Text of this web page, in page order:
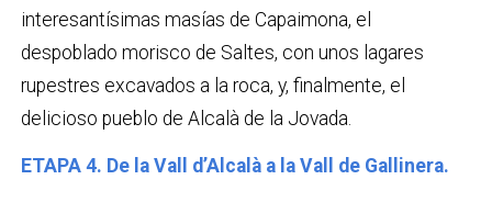
interesantísimas masías de Capaimona, el
despoblado morisco de Saltes, con unos lagares
rupestres excavados a la roca, y, finalmente, el
delicioso pueblo de Alcalà de la Jovada.
ETAPA 4. De la Vall d’Alcalà a la Vall de Gallinera.